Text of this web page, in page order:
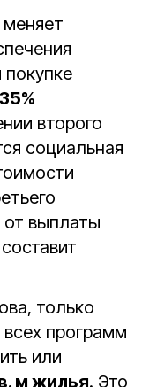
35%
второго
социальная
выплаты
только
программ
или
м жилья. Это